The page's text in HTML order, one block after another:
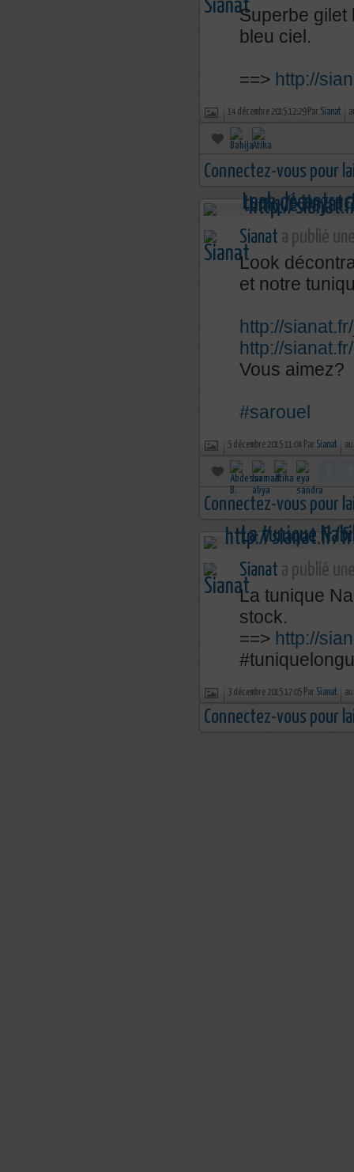
Superbe gilet
bleu ciel.
==> http://
14 décembre 2015 12:29 Par Sianat
Connectez-vous pour
Sianat a publié
Look
et notre
http://
http://
Vous aimez?
#sarouel
5 décembre 2015 11:04 Par Sianat
Connectez-vous pour
Sianat a publié
La tunique
stock.
==> http://
3 décembre 2015 17:05 Par Sianat
Connectez-vous pour